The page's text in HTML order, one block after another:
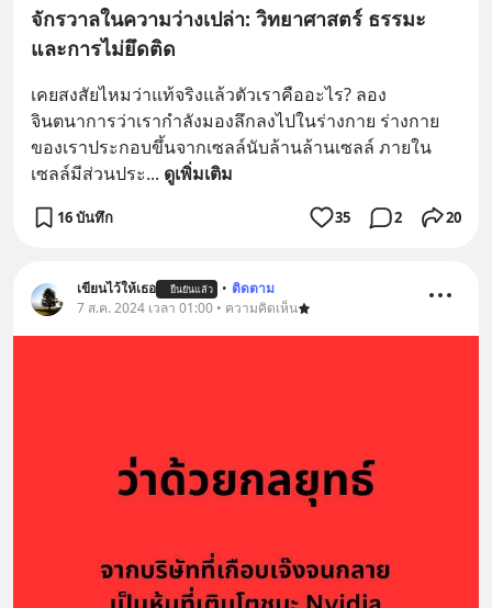
จักรวาลในความว่างเปล่า: วิทยาศาสตร์ ธรรมะ
และการไม่ยึดติด
เคยสงสัยไหมว่าแท้จริงแล้วตัวเราคืออะไร? ลอง
จินตนาการว่าเรากำลังมองลึกลงไปในร่างกาย ร่างกาย
ของเราประกอบขึ้นจากเซลล์นับล้านล้านเซลล์ ภายใน
เซลล์มีส่วนประ... ดูเพิ่มเติม
16 บันทึก 35 2 20
เขียนไว้ให้เธอ ยืนยันแล้ว • ติดตาม
7 ส.ค. 2024 เวลา 01:00 • ความคิดเห็น